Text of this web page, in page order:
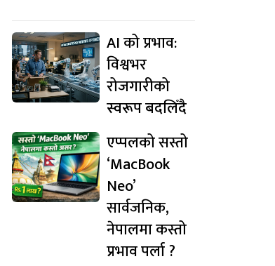
AI को प्रभाव:
विश्वभर
रोजगारीको
स्वरूप बदलिँदै
एप्पलको सस्तो
‘MacBook
Neo’
सार्वजनिक,
नेपालमा कस्तो
प्रभाव पर्ला ?